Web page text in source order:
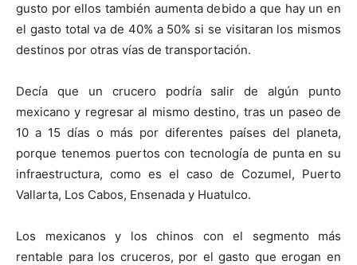
gusto por ellos también aumenta debido a que hay un en
el gasto total va de 40% a 50% si se visitaran los mismos
destinos por otras vías de transportación.
Decía que un crucero podría salir de algún punto
mexicano y regresar al mismo destino, tras un paseo de
10 a 15 días o más por diferentes países del planeta,
porque tenemos puertos con tecnología de punta en su
infraestructura, como es el caso de Cozumel, Puerto
Vallarta, Los Cabos, Ensenada y Huatulco.
Los mexicanos y los chinos con el segmento más
rentable para los cruceros, por el gasto que erogan en